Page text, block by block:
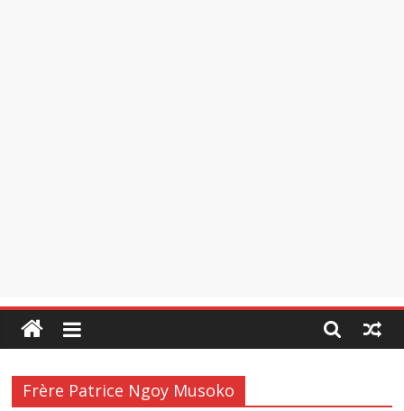
Frère Patrice Ngoy Musoko